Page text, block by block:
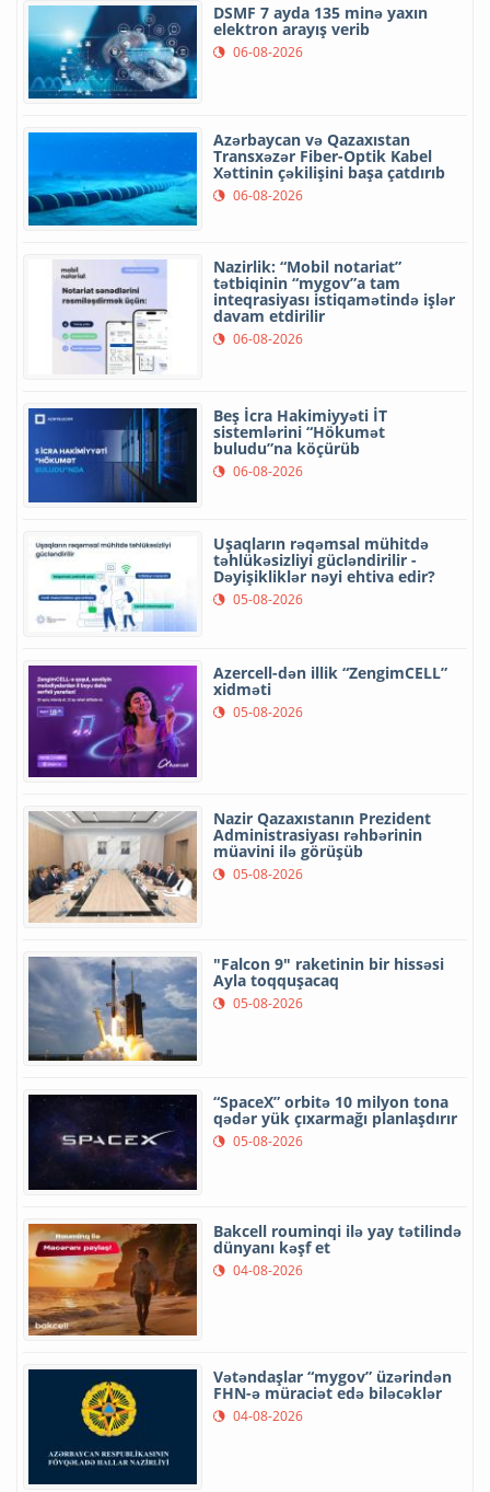
DSMF 7 ayda 135 minə yaxın
elektron arayış verib
06-08-2026
Azərbaycan və Qazaxıstan
Transxəzər Fiber-Optik Kabel
Xəttinin çəkilişini başa çatdırıb
06-08-2026
Nazirlik: “Mobil notariat”
tətbiqinin “mygov”a tam
inteqrasiyası istiqamətində işlər
davam etdirilir
06-08-2026
Beş İcra Hakimiyyəti İT
sistemlərini “Hökumət
buludu”na köçürüb
06-08-2026
Uşaqların rəqəmsal mühitdə
təhlükəsizliyi gücləndirilir -
Dəyişikliklər nəyi ehtiva edir?
05-08-2026
Azercell-dən illik “ZengimCELL”
xidməti
05-08-2026
Nazir Qazaxıstanın Prezident
Administrasiyası rəhbərinin
müavini ilə görüşüb
05-08-2026
"Falcon 9" raketinin bir hissəsi
Ayla toqquşacaq
05-08-2026
“SpaceX” orbitə 10 milyon tona
qədər yük çıxarmağı planlaşdırır
05-08-2026
Bakcell rouminqi ilə yay tətilində
dünyanı kəşf et
04-08-2026
Vətəndaşlar “mygov” üzərindən
FHN-ə müraciət edə biləcəklər
04-08-2026